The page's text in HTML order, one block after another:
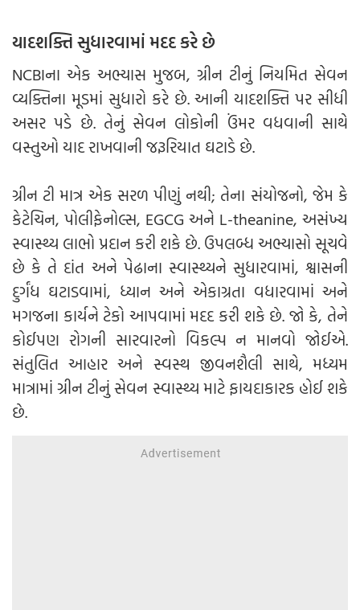
યાદશક્તિ સુધારવામાં મદદ કરે છે
NCBIના એક અભ્યાસ મુજબ, ગ્રીન ટીનું નિયમિત સેવન
વ્યક્તિના મૂડમાં સુધારો કરે છે. આની યાદશક્તિ પર સીધી
અસર પડે છે. તેનું સેવન લોકોની ઉંમર વધવાની સાથે
વસ્તુઓ યાદ રાખવાની જરૂરિયાત ઘટાડે છે.
ગ્રીન ટી માત્ર એક સરળ પીણું નથી; તેના સંયોજનો, જેમ કે
કેટેચિન, પોલીફેનોલ્સ, EGCG અને L-theanine, અસંખ્ય
સ્વાસ્થ્ય લાભો પ્રદાન કરી શકે છે. ઉપલબ્ધ અભ્યાસો સૂચવે
છે કે તે દાંત અને પેઢાના સ્વાસ્થ્યને સુધારવામાં, શ્વાસની
દુર્ગંધ ઘટાડવામાં, ધ્યાન અને એકાગ્રતા વધારવામાં અને
મગજના કાર્યને ટેકો આપવામાં મદદ કરી શકે છે. જો કે, તેને
કોઈપણ રોગની સારવારનો વિકલ્પ ન માનવો જોઈએ.
સંતુલિત આહાર અને સ્વસ્થ જીવનશૈલી સાથે, મધ્યમ
માત્રામાં ગ્રીન ટીનું સેવન સ્વાસ્થ્ય માટે ફાયદાકારક હોઈ શકે
છે.